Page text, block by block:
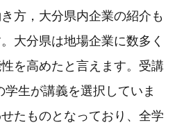
方，大分県内企業の紹介も
大分県は地場企業に数多く
を高めたと言えます。受講
生が講義を選択していま
たものとなっており、全学